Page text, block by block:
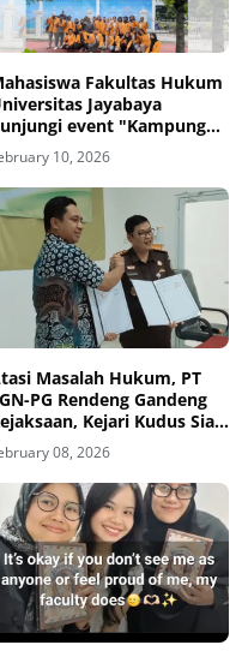
Fakultas Hukum
Jayabaya
event "Kampung
"
10, 2026
Masalah Hukum, PT
PG Rendeng Gandeng
Kejari Kudus Siap
Pendampingan
Bidang Datun
08, 2026